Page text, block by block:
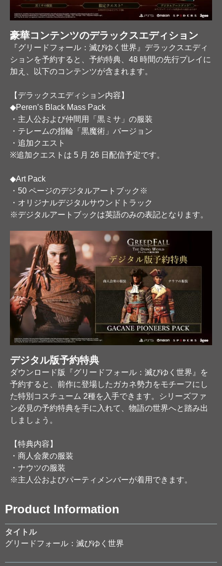
Product Information
タイトル
グリードフォール：滅びゆく世界
豪華コンテンツのデラックスエディション
『グリードフォール：滅びゆく世界』デラックスエディ
ションを予約すると、 予約特典、48 時間の先行プレイ に
加え、以下のコンテンツが含まれます。
【デラックスエディション内容】
◆Peren’s Black Mass Pack
・主人公および仲間用「黒ミサ」の服装
・テレームの指輪「黒魔術」バージョン
・追加クエスト
※追加クエストは 5 月 26 日配信予定です。
◆Art Pack
・50 ページのデジタルアートブック※
・オリジナルデジタルサウンドトラック
※デジタルアートブックは英語のみの表記となります。
デジタル版予約特典
ダウンロード版『グリードフォール：滅びゆく世界』を
予約すると、前作に登場したガカネ勢力をモチーフにし
た特別コスチューム 2種を入手できます。シリーズファ
ン必見の予約特典を手に入れて、物語の世界へと踏み出
しましょう。
【特典内容】
・商人会衆の服装
・ナウツの服装
※主人公およびパーティメンバーが着用できます。